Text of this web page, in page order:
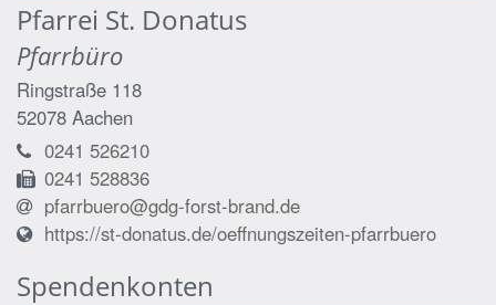
Pfarrei St. Donatus
Pfarrbüro
Ringstraße 118
52078 Aachen
0241 526210
0241 528836
pfarrbuero@gdg-forst-brand.de
https://st-donatus.de/oeffnungszeiten-pfarrbuero
Spendenkonten